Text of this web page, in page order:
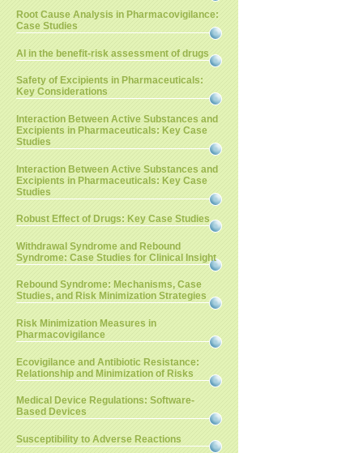
Root Cause Analysis in Pharmacovigilance:
Case Studies
AI in the benefit-risk assessment of drugs
Safety of Excipients in Pharmaceuticals:
Key Considerations
Interaction Between Active Substances and
Excipients in Pharmaceuticals: Key Case
Studies
Interaction Between Active Substances and
Excipients in Pharmaceuticals: Key Case
Studies
Robust Effect of Drugs: Key Case Studies
Withdrawal Syndrome and Rebound
Syndrome: Case Studies for Clinical Insight
Rebound Syndrome: Mechanisms, Case
Studies, and Risk Minimization Strategies
Risk Minimization Measures in
Pharmacovigilance
Ecovigilance and Antibiotic Resistance:
Relationship and Minimization of Risks
Medical Device Regulations: Software-
Based Devices
Susceptibility to Adverse Reactions